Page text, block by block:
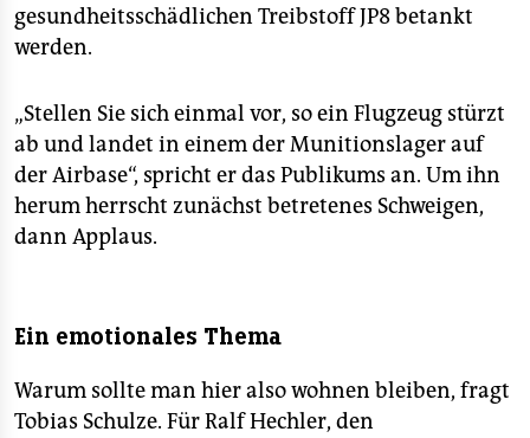
gesundheitsschädlichen Treibstoff JP8 betankt
werden.
„Stellen Sie sich einmal vor, so ein Flugzeug stürzt
ab und landet in einem der Munitionslager auf
der Airbase“, spricht er das Publikums an. Um ihn
herum herrscht zunächst betretenes Schweigen,
dann Applaus.
Ein emotionales Thema
Warum sollte man hier also wohnen bleiben, fragt
Tobias Schulze. Für Ralf Hechler, den